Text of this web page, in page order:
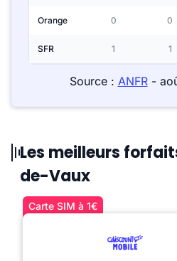
Orange 0 0
SFR 1 1
Source : ANFR-
Les meilleurs
de-Vaux
Carte SIM à 1€